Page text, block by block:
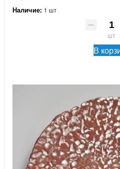
Наличие: 1 шт
шт
В